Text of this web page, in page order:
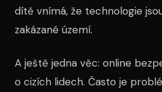
dítě vnímá, že technologie
zakázané území.
A ještě jedna věc: online
o cizích lidech. Často je